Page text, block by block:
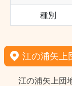
種別
江の浦矢上
江の浦矢上団